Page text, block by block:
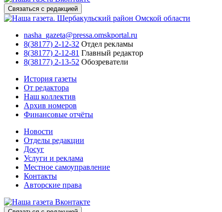
Связаться с редакцией
nasha_gazeta@pressa.omskportal.ru
8(38177) 2-12-32 Отдел рекламы
8(38177) 2-12-81 Главный редактор
8(38177) 2-13-52 Обозреватели
История газеты
От редактора
Наш коллектив
Архив номеров
Финансовые отчёты
Новости
Отделы редакции
Досуг
Услуги и реклама
Местное самоуправление
Контакты
Авторские права